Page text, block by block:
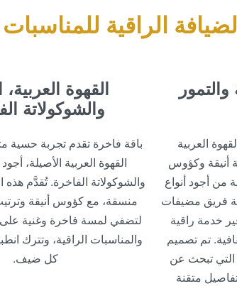
الراقية للمناسبات
العربية
أنيقة وكؤوس
من أجود أنواع
فريق مضيفات
خدمة راقية
تم تصميم
التي تبحث عن
متقنة
القهوة العربية،
والشوكولاتة
باقة فاخرة تقدم تجربة حسية
القهوة العربية الأصيلة، أجود
والشوكولاتة الفاخرة. تُقدَّم
منسقة، مع كؤوس أنيقة
لتضفي لمسة فاخرة وغنية
والمناسبات الراقية، وتترك
كل ضيف.